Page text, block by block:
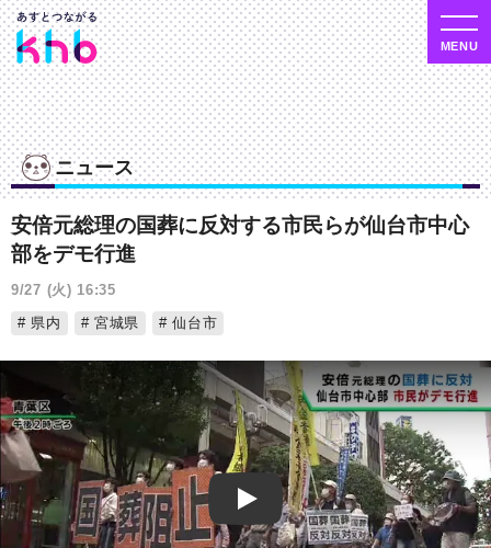
ニュース
安倍元総理の国葬に反対する市民らが仙台市中心
部をデモ行進
9/27 (火) 16:35
県内
宮城県 仙台市
Play